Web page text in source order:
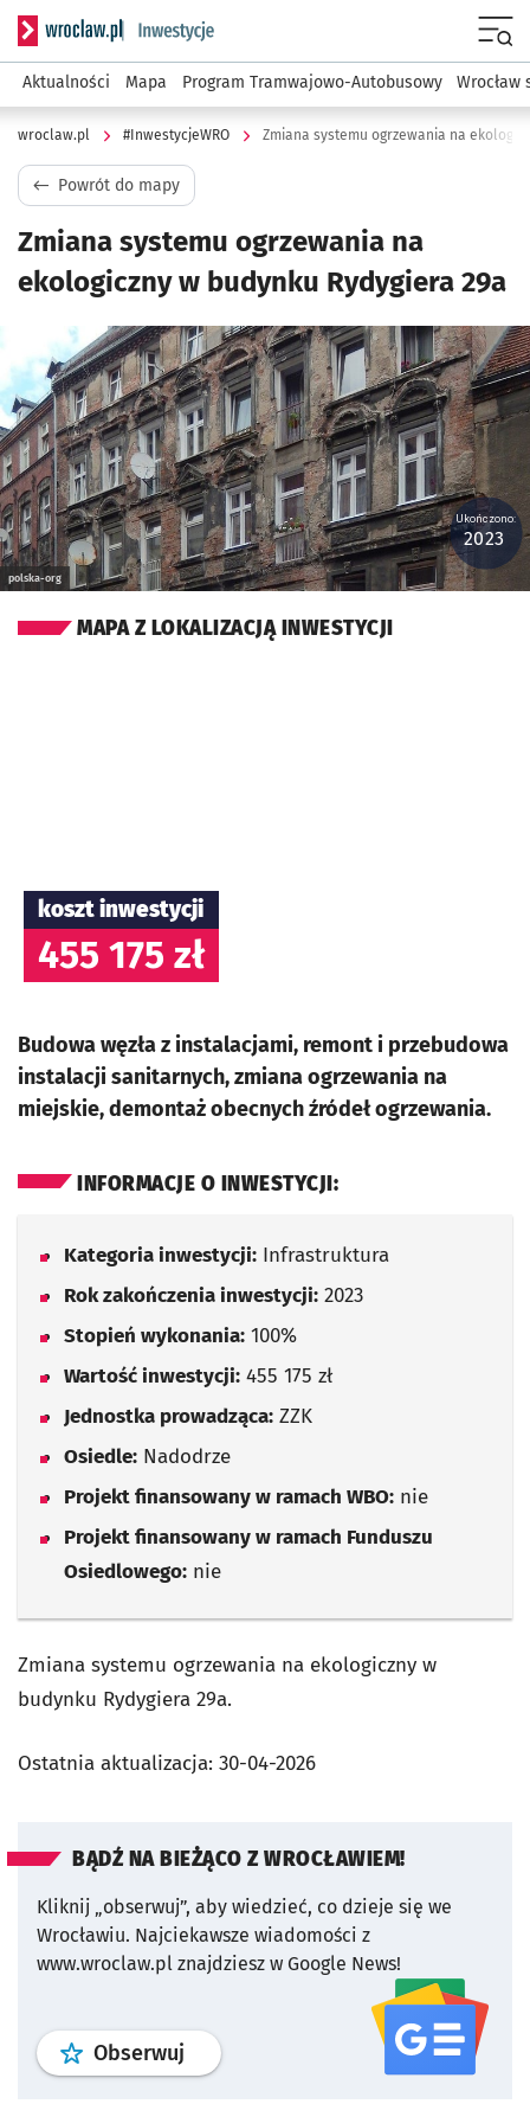
Serwis informacyjny wroclaw.pl podserwis:
Aktualności Mapa Program Tramwajowo-Autobusowy Wrocław
wroclaw.pl #InwestycjeWRO Zmiana systemu ogrzewania na
Powrót do mapy
Zmiana systemu ogrzewania na
ekologiczny w budynku Rydygiera 29a
Kliknij, aby powiększyć
polska-org
Ukończono:
2023
MAPA Z LOKALIZACJĄ INWESTYCJI
koszt inwestycji
455 175 zł
Budowa węzła z instalacjami, remont i przebudowa
instalacji sanitarnych, zmiana ogrzewania na
miejskie, demontaż obecnych źródeł ogrzewania.
INFORMACJE O INWESTYCJI:
Kategoria inwestycji: Infrastruktura
Rok zakończenia inwestycji: 2023
Stopień wykonania: 100%
Wartość inwestycji: 455 175 zł
Jednostka prowadząca: ZZK
Osiedle: Nadodrze
Projekt finansowany w ramach WBO: nie
Projekt finansowany w ramach Funduszu
Osiedlowego: nie
Zmiana systemu ogrzewania na ekologiczny w
budynku Rydygiera 29a.
Ostatnia aktualizacja: 30-04-2026
BĄDŹ NA BIEŻĄCO Z WROCŁAWIEM!
Kliknij „obserwuj”, aby wiedzieć, co dzieje się we
Wrocławiu. Najciekawsze wiadomości z
www.wroclaw.pl znajdziesz w Google News!
Obserwuj profil serwisu